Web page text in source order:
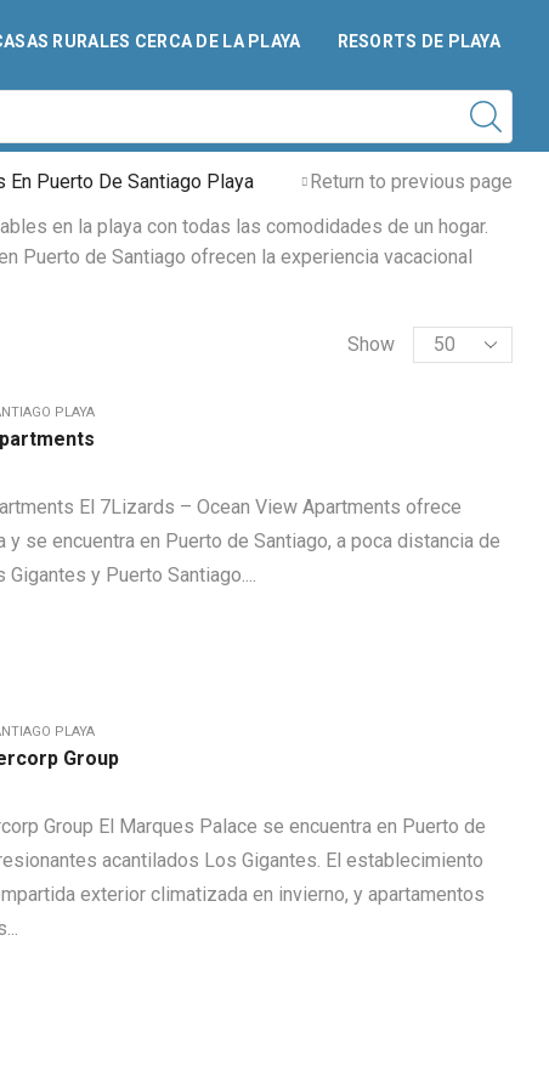
RURALES CERCA DE LA PLAYA RESORTS DE PLAYA
En Puerto De Santiago Playa
Return to previous page
en la playa con todas las comodidades de un hogar.
Puerto de Santiago ofrecen la experiencia vacacional
Show
PLAYA
El 7Lizards – Ocean View Apartments ofrece
y se encuentra en Puerto de Santiago, a poca distancia de
y Puerto Santiago....
PLAYA
Group
Group El Marques Palace se encuentra en Puerto de
acantilados Los Gigantes. El establecimiento
exterior climatizada en invierno, y apartamentos